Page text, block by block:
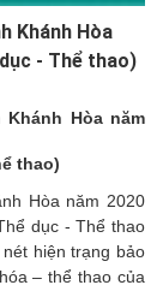
Khánh Hòa
- Thể thao)
Hòa năm
thao)
Hòa năm 2020
dục - Thể thao
hiện trạng bảo
– thể thao của